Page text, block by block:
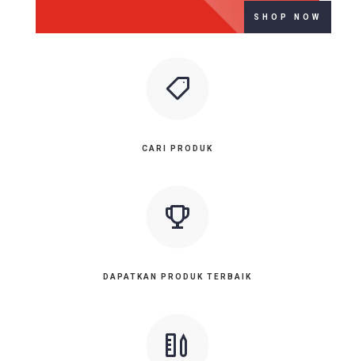
SHOP NOW
CARI PRODUK
DAPATKAN PRODUK TERBAIK